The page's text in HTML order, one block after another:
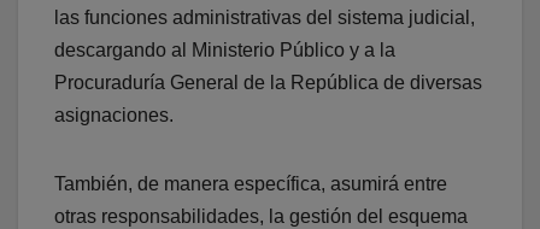
las funciones administrativas del sistema judicial,
descargando al Ministerio Público y a la
Procuraduría General de la República de diversas
asignaciones.
También, de manera específica, asumirá entre
otras responsabilidades, la gestión del esquema